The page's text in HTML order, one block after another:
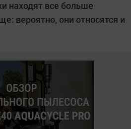
находят все больше
вероятно, они относятся и